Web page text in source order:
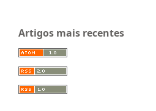
Artigos mais recentes